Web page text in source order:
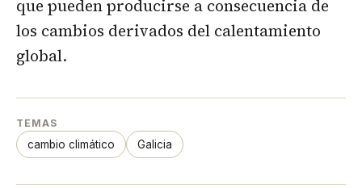
que pueden producirse a consecuencia de
los cambios derivados del calentamiento
global.
TEMAS
cambio climático Galicia